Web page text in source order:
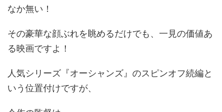
なか無い！
その豪華な顔ぶれを眺めるだけでも、一見の価値あ
る映画ですよ！
人気シリーズ『オーシャンズ』のスピンオフ続編と
いう位置付けですが、